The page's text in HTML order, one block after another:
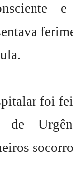
foi
de